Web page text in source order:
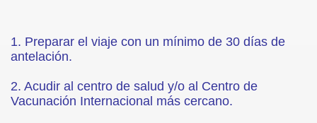
1. Preparar el viaje con un mínimo de 30 días de
antelación.
2. Acudir al centro de salud y/o al Centro de
Vacunación Internacional más cercano.